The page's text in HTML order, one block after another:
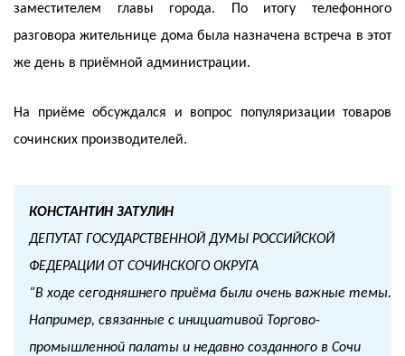
заместителем главы города. По итогу телефонного
разговора жительнице дома была назначена встреча в этот
же день в приёмной администрации.
На приёме обсуждался и вопрос популяризации товаров
сочинских производителей.
КОНСТАНТИН ЗАТУЛИН
ДЕПУТАТ ГОСУДАРСТВЕННОЙ ДУМЫ РОССИЙСКОЙ
ФЕДЕРАЦИИ ОТ СОЧИНСКОГО ОКРУГА
“В ходе сегодняшнего приёма были очень важные темы.
Например, связанные с инициативой Торгово-
промышленной палаты и недавно созданного в Сочи